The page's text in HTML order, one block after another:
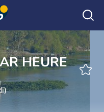
HEURE